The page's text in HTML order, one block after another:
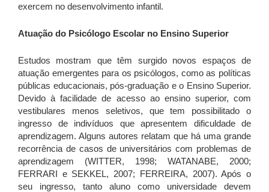
exercem no desenvolvimento infantil.
Atuação do Psicólogo Escolar no Ensino Superior
Estudos mostram que têm surgido novos espaços de
atuação emergentes para os psicólogos, como as políticas
públicas educacionais, pós-graduação e o Ensino Superior.
Devido à facilidade de acesso ao ensino superior, com
vestibulares menos seletivos, que tem possibilitado o
ingresso de indivíduos que apresentem dificuldade de
aprendizagem. Alguns autores relatam que há uma grande
recorrência de casos de universitários com problemas de
aprendizagem (WITTER, 1998; WATANABE, 2000;
FERRARI e SEKKEL, 2007; FERREIRA, 2007). Após o
seu ingresso, tanto aluno como universidade devem